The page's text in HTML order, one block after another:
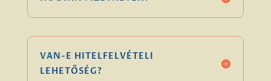
VAN-E HITELFELVÉTELI
LEHETŐSÉG?